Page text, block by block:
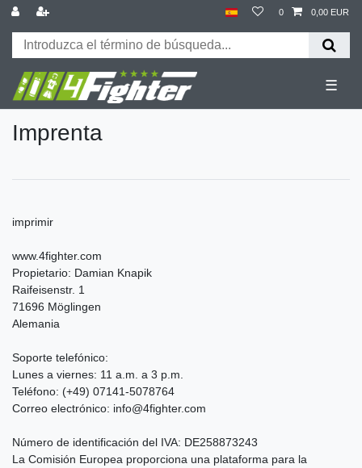
0 0,00 EUR
☰
Imprenta
imprimir
www.4fighter.com
Propietario: Damian Knapik
Raifeisenstr. 1
71696 Möglingen
Alemania
Soporte telefónico:
Lunes a viernes: 11 a.m. a 3 p.m.
Teléfono: (+49) 07141-5078764
Correo electrónico: info@4fighter.com
Número de identificación del IVA: DE258873243
La Comisión Europea proporciona una plataforma para la